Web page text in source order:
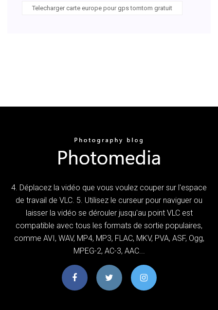
Telecharger carte europe pour gps tomtom gratuit
4. Déplacez la vidéo que vous voulez couper sur l'espace
de travail de VLC. 5. Utilisez le curseur pour naviguer ou
laisser la vidéo se dérouler jusqu'au point VLC est
compatible avec tous les formats de sortie populaires,
comme AVI, WAV, MP4, MP3, FLAC, MKV, PVA, ASF, Ogg,
MPEG-2, AC-3, AAC...